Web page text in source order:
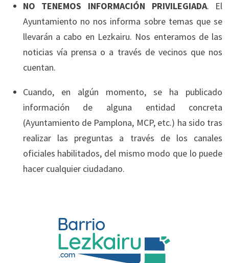
NO TENEMOS INFORMACIÓN PRIVILEGIADA. El
Ayuntamiento no nos informa sobre temas que se
llevarán a cabo en Lezkairu. Nos enteramos de las
noticias vía prensa o a través de vecinos que nos
cuentan.
Cuando, en algún momento, se ha publicado
información de alguna entidad concreta
(Ayuntamiento de Pamplona, MCP, etc.) ha sido tras
realizar las preguntas a través de los canales
oficiales habilitados, del mismo modo que lo puede
hacer cualquier ciudadano.